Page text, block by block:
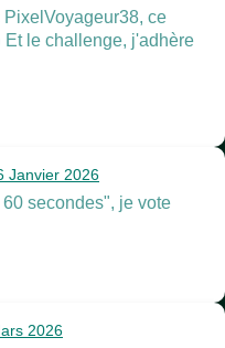
ce
Et le challenge, j'adhère
Janvier 2026
secondes", je vote
2026